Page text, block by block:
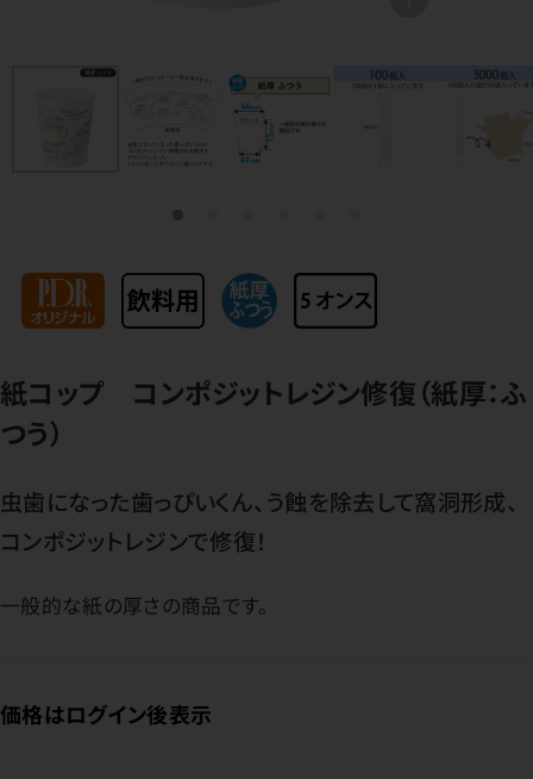
紙コップ コンポジットレジン修復（紙厚：ふ
つう）
虫歯になった歯っぴいくん、う蝕を除去して窩洞形成、
コンポジットレジンで修復！
一般的な紙の厚さの商品です。
価格はログイン後表示